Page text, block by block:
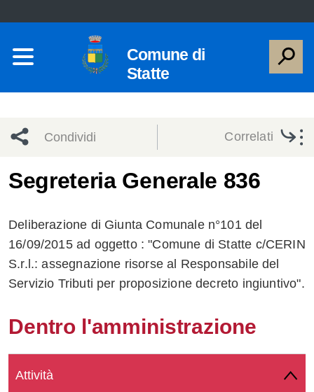
Comune di
Statte
Condividi
network
Condividi
Condividi
Facebook
su
Twitter
Condividi
su
Condividi
Whatsapp
Correlati
Segreteria Generale 836
Deliberazione di Giunta Comunale n°101 del
16/09/2015 ad oggetto : "Comune di Statte c/CERIN
S.r.l.: assegnazione risorse al Responsabile del
Servizio Tributi per proposizione decreto ingiuntivo".
Dentro l'amministrazione
Attività